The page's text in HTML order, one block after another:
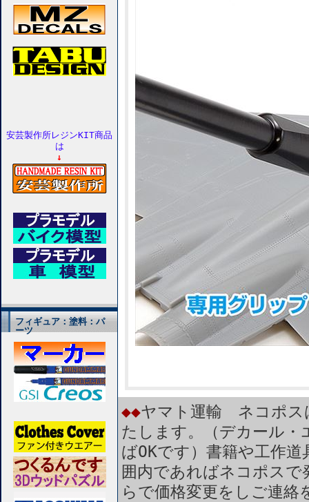
安芸製作所レジンKIT商品
は
↓
フィギュア：塗料：パ
ーツ
◆◆ヤマト運輸 ネコポス
たします。（デカール・
ばOKです）書籍や工作
囲内であればネコポス
らで価格変更をしご連